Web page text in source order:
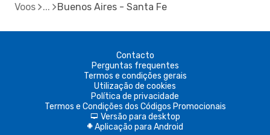
Voos Buenos Aires - Santa Fe
Contacto
Perguntas frequentes
Termos e condições gerais
Utilização de cookies
Política de privacidade
Termos e Condições dos Códigos Promocionais
d Versão para desktop
A Aplicação para Android